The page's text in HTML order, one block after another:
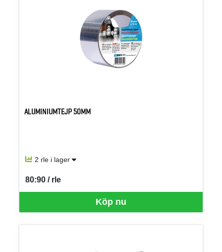
ALUMINIUMTEJP 50MM
2 rle i lager
Köp nu
80:90 / rle
SEK per RLE